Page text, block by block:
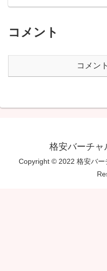
コメント
コメン
格安バーチャ
Copyright © 2022 格安バー